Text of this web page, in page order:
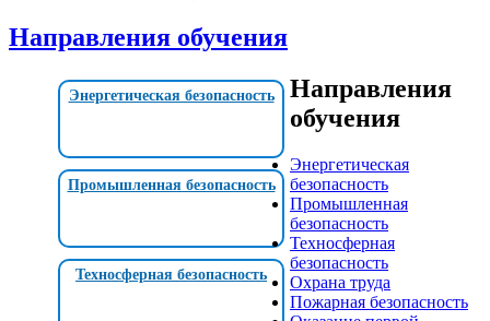
Направления обучения
Энергетическая безопасность
Промышленная безопасность
Техносферная безопасность
Направления
обучения
Энергетическая
безопасность
Промышленная
безопасность
Техносферная
безопасность
Охрана труда
Пожарная безопасность